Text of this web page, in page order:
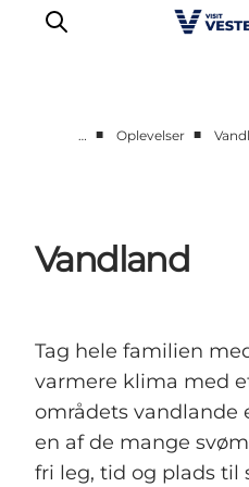
Vores Byer
Mad & Overnatning
Planlæg din ferie
… ■ Oplevelser ■
Vandland
Tag hele familien
varmere klima med
områdets vandlande
en af de mange
fri leg, tid og plads til